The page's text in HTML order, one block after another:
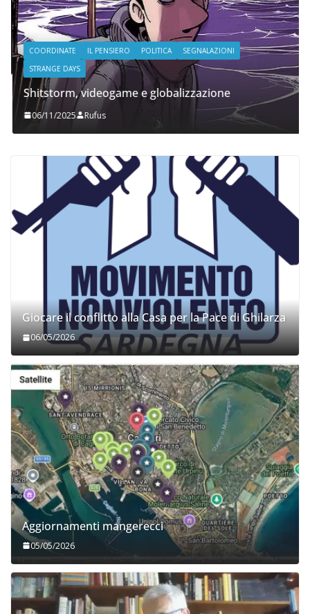
COORDINATE IL PENSIERO POLITICA
SEGNALAZIONI
STRANGE DAYS
Shitstorm, videogame e globalizzazione
06/11/2025 Rufus
Giocare il conflitto alla Casa per la Pace di Ghilarza
06/05/2026
Aggiornamenti mangerecci
05/05/2026